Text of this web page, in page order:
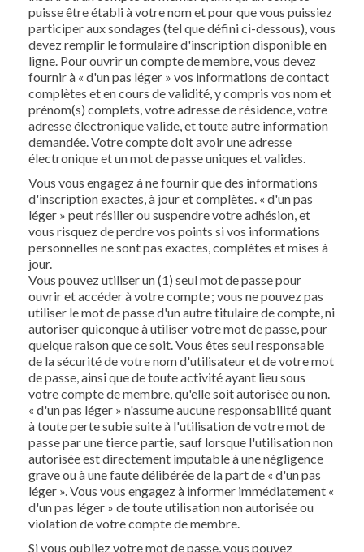
puisse être établi à votre nom et pour que vous puissiez
participer aux sondages (tel que défini ci-dessous), vous
devez remplir le formulaire d'inscription disponible en
ligne. Pour ouvrir un compte de membre, vous devez
fournir à « d'un pas léger » vos informations de contact
complètes et en cours de validité, y compris vos nom et
prénom(s) complets, votre adresse de résidence, votre
adresse électronique valide, et toute autre information
demandée. Votre compte doit avoir une adresse
électronique et un mot de passe uniques et valides.
Vous vous engagez à ne fournir que des informations
d'inscription exactes, à jour et complètes. « d'un pas
léger » peut résilier ou suspendre votre adhésion, et
vous risquez de perdre vos points si vos informations
personnelles ne sont pas exactes, complètes et mises à
jour.
Vous pouvez utiliser un (1) seul mot de passe pour
ouvrir et accéder à votre compte ; vous ne pouvez pas
utiliser le mot de passe d'un autre titulaire de compte, ni
autoriser quiconque à utiliser votre mot de passe, pour
quelque raison que ce soit. Vous êtes seul responsable
de la sécurité de votre nom d'utilisateur et de votre mot
de passe, ainsi que de toute activité ayant lieu sous
votre compte de membre, qu'elle soit autorisée ou non.
« d'un pas léger » n'assume aucune responsabilité quant
à toute perte subie suite à l'utilisation de votre mot de
passe par une tierce partie, sauf lorsque l'utilisation non
autorisée est directement imputable à une négligence
grave ou à une faute délibérée de la part de « d'un pas
léger ». Vous vous engagez à informer immédiatement «
d'un pas léger » de toute utilisation non autorisée ou
violation de votre compte de membre.
Si vous oubliez votre mot de passe, vous pouvez